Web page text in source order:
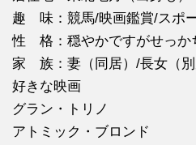
趣 味：競馬/映画鑑賞/スポ
性 格：穏やかですがせっか
家 族：妻（同居）/長女（別
好きな映画
グラン・トリノ
アトミック・ブロンド